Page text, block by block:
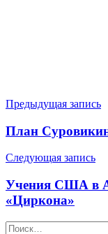
Навигация
по
записям
Предыдущая запись
План
Следующая запись
Учения США в
«Циркона»
Найти: